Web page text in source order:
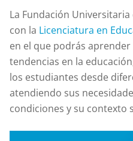
La Fundación Universitaria
con la Licenciatura en
en el que podrás
tendencias en la
los estudiantes desde
atendiendo sus
condiciones y su contexto